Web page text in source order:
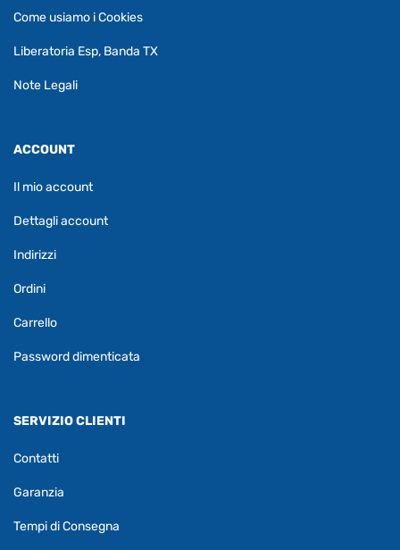
Come usiamo i Cookies
Liberatoria Esp, Banda TX
Note Legali
ACCOUNT
Il mio account
Dettagli account
Indirizzi
Ordini
Carrello
Password dimenticata
SERVIZIO CLIENTI
Contatti
Garanzia
Tempi di Consegna